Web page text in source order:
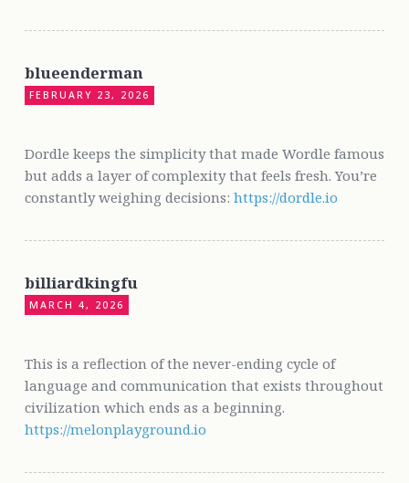
blueenderman
FEBRUARY 23, 2026
Dordle keeps the simplicity that made Wordle famous
but adds a layer of complexity that feels fresh. You’re
constantly weighing decisions: https://dordle.io
billiardkingfu
MARCH 4, 2026
This is a reflection of the never-ending cycle of
language and communication that exists throughout
civilization which ends as a beginning.
https://melonplayground.io